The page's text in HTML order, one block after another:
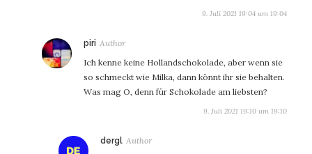
9. Juli 2021 19:04 um 19:04
piri sagt:
Ich kenne keine Hollandschokolade, aber wenn sie
so schmeckt wie Milka, dann könnt ihr sie behalten.
Was mag O, denn für Schokolade am liebsten?
9. Juli 2021 19:10 um 19:10
dergl sagt: